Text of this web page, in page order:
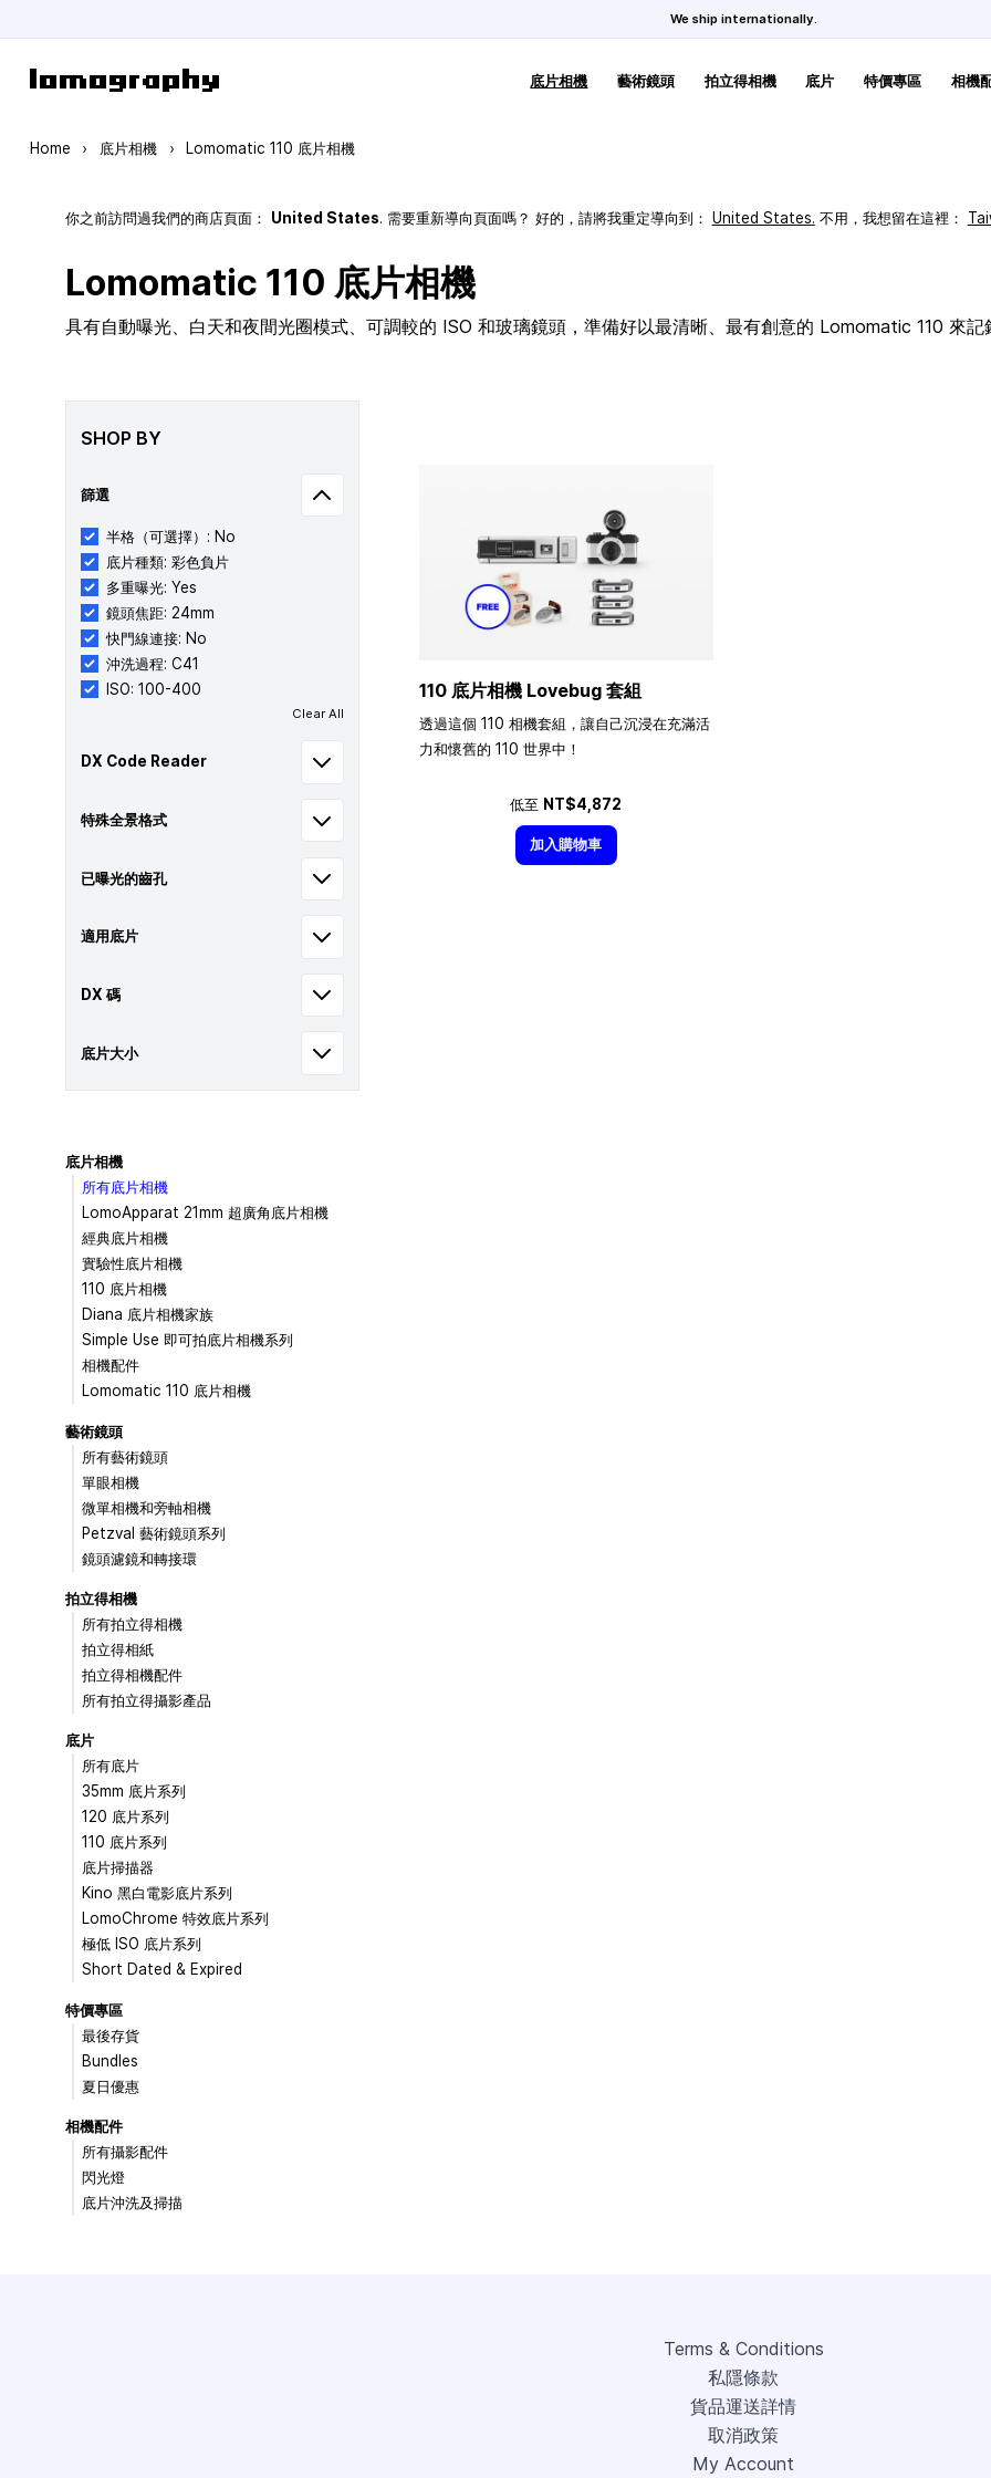
We ship internationally.
底片相機 藝術鏡頭 拍立得相機 底片 特價專區 相機
Home › 底片相機 › Lomomatic 110 底片相機
你之前訪問過我們的商店頁面： United States. 需要重新導向頁面嗎？ 好的，請將我重定導向到： United States. 不用，我想留在這裡：
Lomomatic 110 底片相機
具有自動曝光、白天和夜間光圈模式、可調較的 ISO 和玻璃鏡頭，準備好以最清晰、最有創意的 Lomomatic 110 來記
SHOP BY
篩選
半格（可選擇）: No
底片種類: 彩色負片
多重曝光: Yes
鏡頭焦距: 24mm
快門線連接: No
沖洗過程: C41
ISO: 100-400
Clear All
DX Code Reader
特殊全景格式
已曝光的齒孔
適用底片
DX 碼
底片大小
110 底片相機 Lovebug 套組
透過這個 110 相機套組，讓自己沉浸在充滿活
力和懷舊的 110 世界中！
低至 NT$4,872
加入購物車
底片相機
所有底片相機
LomoApparat 21mm 超廣角底片相機
經典底片相機
實驗性底片相機
110 底片相機
Diana 底片相機家族
Simple Use 即可拍底片相機系列
相機配件
Lomomatic 110 底片相機
藝術鏡頭
所有藝術鏡頭
單眼相機
微單相機和旁軸相機
Petzval 藝術鏡頭系列
鏡頭濾鏡和轉接環
拍立得相機
所有拍立得相機
拍立得相紙
拍立得相機配件
所有拍立得攝影產品
底片
所有底片
35mm 底片系列
120 底片系列
110 底片系列
底片掃描器
Kino 黑白電影底片系列
LomoChrome 特效底片系列
極低 ISO 底片系列
Short Dated & Expired
特價專區
最後存貨
Bundles
夏日優惠
相機配件
所有攝影配件
閃光燈
底片沖洗及掃描
Terms & Conditions
私隱條款
貨品運送詳情
取消政策
My Account